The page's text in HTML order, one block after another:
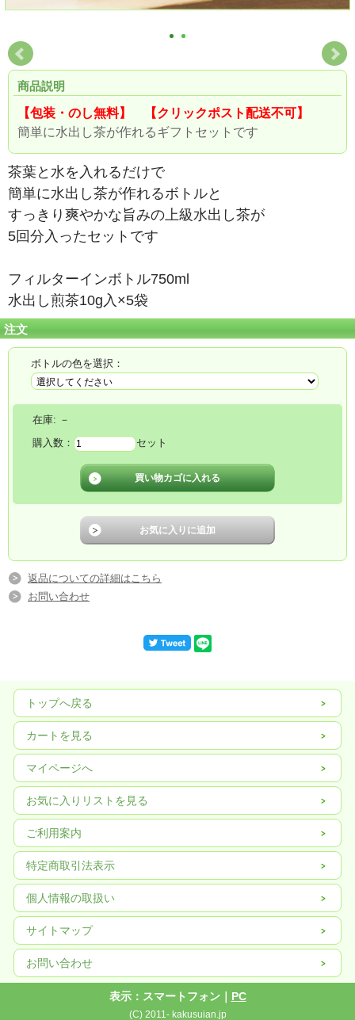
商品説明
【包装・のし無料】 【クリックポスト配送不可】
簡単に水出し茶が作れるギフトセットです
茶葉と水を入れるだけで
簡単に水出し茶が作れるボトルと
すっきり爽やかな旨みの上級水出し茶が
5回分入ったセットです
フィルターインボトル750ml
水出し煎茶10g入×5袋
注文
ボトルの色を選択：
在庫: －
購入数：
セット
返品についての詳細はこちら
お問い合わせ
トップへ戻る
カートを見る
マイページへ
お気に入りリストを見る
ご利用案内
特定商取引法表示
個人情報の取扱い
サイトマップ
お問い合わせ
表示：スマートフォン｜ PC
(C) 2011- kakusuian.jp